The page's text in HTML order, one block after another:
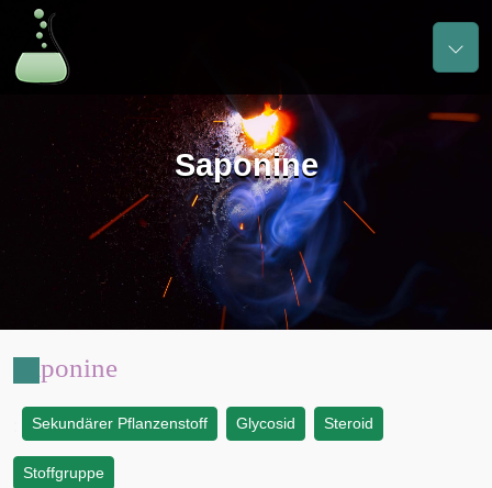
Saponine
Saponine
Sekundärer Pflanzenstoff Glycosid Steroid
Stoffgruppe